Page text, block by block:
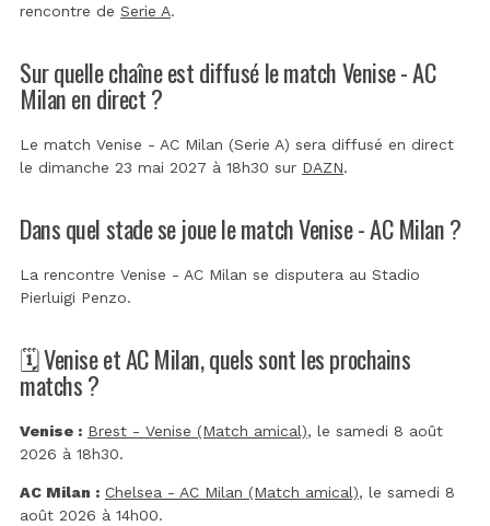
rencontre de Serie A.
Sur quelle chaîne est diffusé le match Venise - AC
Milan en direct ?
Le match Venise - AC Milan (Serie A) sera diffusé en direct
le dimanche 23 mai 2027 à 18h30 sur DAZN.
Dans quel stade se joue le match Venise - AC Milan ?
La rencontre Venise - AC Milan se disputera au Stadio
Pierluigi Penzo.
🗓️ Venise et AC Milan, quels sont les prochains
matchs ?
Venise : Brest - Venise (Match amical), le samedi 8 août
2026 à 18h30.
AC Milan : Chelsea - AC Milan (Match amical), le samedi 8
août 2026 à 14h00.